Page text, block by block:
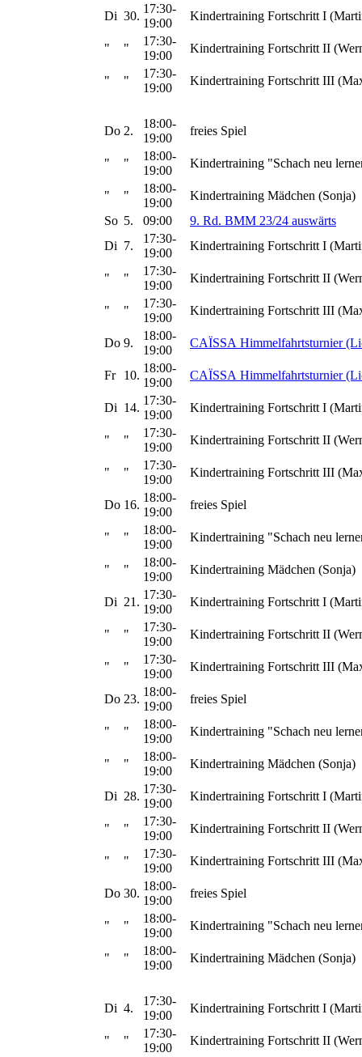
Di 30.
17:30-
19:00
Kindertraining Fortschritt I
" "
17:30-
19:00
Kindertraining Fortschritt II
" "
17:30-
19:00
Kindertraining Fortschritt III
Do 2.
18:00-
19:00
freies Spiel
" "
18:00-
19:00
Kindertraining "Schach neu
" "
18:00-
19:00
Kindertraining Mädchen (Sonja)
So 5. 09:00
9. Rd. BMM 23/24 auswärts
Di 7.
17:30-
19:00
Kindertraining Fortschritt I
" "
17:30-
19:00
Kindertraining Fortschritt II
" "
17:30-
19:00
Kindertraining Fortschritt III
Do 9.
18:00-
19:00
CAÏSSA Himmelfahrtsturnier
Fr 10.
18:00-
19:00
CAÏSSA Himmelfahrtsturnier
Di 14.
17:30-
19:00
Kindertraining Fortschritt I
" "
17:30-
19:00
Kindertraining Fortschritt II
" "
17:30-
19:00
Kindertraining Fortschritt III
Do 16.
18:00-
19:00
freies Spiel
" "
18:00-
19:00
Kindertraining "Schach neu
" "
18:00-
19:00
Kindertraining Mädchen (Sonja)
Di 21.
17:30-
19:00
Kindertraining Fortschritt I
" "
17:30-
19:00
Kindertraining Fortschritt II
" "
17:30-
19:00
Kindertraining Fortschritt III
Do 23.
18:00-
19:00
freies Spiel
" "
18:00-
19:00
Kindertraining "Schach neu
" "
18:00-
19:00
Kindertraining Mädchen (Sonja)
Di 28.
17:30-
19:00
Kindertraining Fortschritt I
" "
17:30-
19:00
Kindertraining Fortschritt II
" "
17:30-
19:00
Kindertraining Fortschritt III
Do 30.
18:00-
19:00
freies Spiel
" "
18:00-
19:00
Kindertraining "Schach neu
" "
18:00-
19:00
Kindertraining Mädchen (Sonja)
Di 4.
17:30-
19:00
Kindertraining Fortschritt I
" "
17:30-
19:00
Kindertraining Fortschritt II